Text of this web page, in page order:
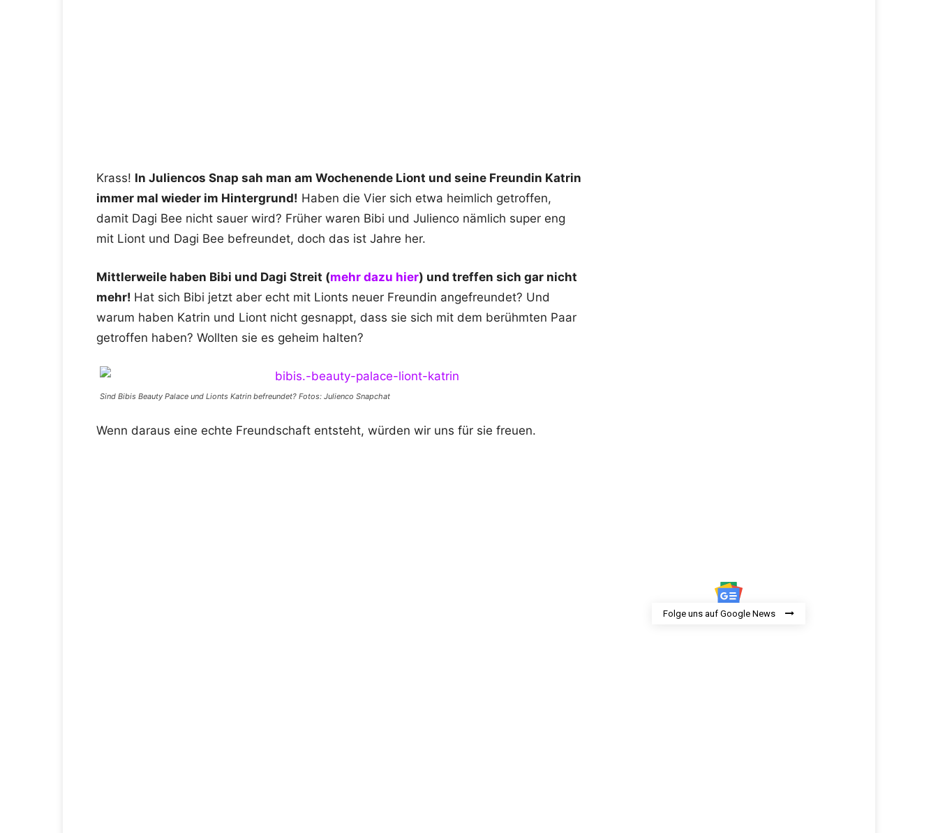
Krass! In Juliencos Snap sah man am Wochenende Liont und seine Freundin Katrin
immer mal wieder im Hintergrund! Haben die Vier sich etwa heimlich getroffen,
damit Dagi Bee nicht sauer wird? Früher waren Bibi und Julienco nämlich super eng
mit Liont und Dagi Bee befreundet, doch das ist Jahre her.
Mittlerweile haben Bibi und Dagi Streit (mehr dazu hier) und treffen sich gar nicht
mehr! Hat sich Bibi jetzt aber echt mit Lionts neuer Freundin angefreundet? Und
warum haben Katrin und Liont nicht gesnappt, dass sie sich mit dem berühmten Paar
getroffen haben? Wollten sie es geheim halten?
Sind Bibis Beauty Palace und Lionts Katrin befreundet? Fotos: Julienco Snapchat
Wenn daraus eine echte Freundschaft entsteht, würden wir uns für sie freuen.
Folge uns auf Google News